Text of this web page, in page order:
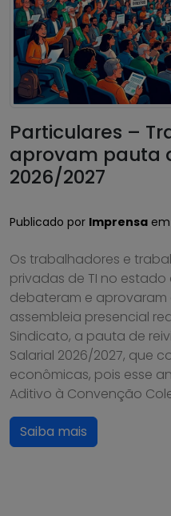
Particulares –
aprovam pauta
2026/2027
Publicado por Imprensa em
Os trabalhadores e
privadas de TI no estado
debateram e aprovaram
assembleia presencial
Sindicato, a pauta de
Salarial 2026/2027, que
econômicas, pois esse
Aditivo à Convenção
Saiba mais